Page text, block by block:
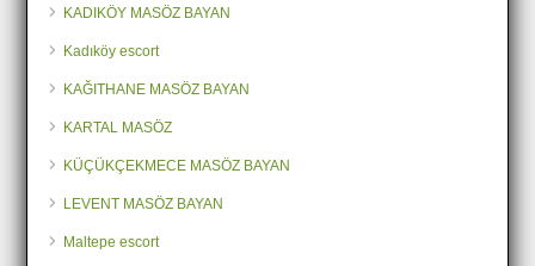
KADIKÖY MASÖZ BAYAN
Kadıköy escort
KAĞITHANE MASÖZ BAYAN
KARTAL MASÖZ
KÜÇÜKÇEKMECE MASÖZ BAYAN
LEVENT MASÖZ BAYAN
Maltepe escort